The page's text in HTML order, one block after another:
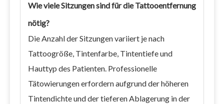
Wie viele Sitzungen sind für die Tattooentfernung
nötig?
Die Anzahl der Sitzungen variiert je nach
Tattoogröße, Tintenfarbe, Tintentiefe und
Hauttyp des Patienten. Professionelle
Tätowierungen erfordern aufgrund der höheren
Tintendichte und der tieferen Ablagerung in der